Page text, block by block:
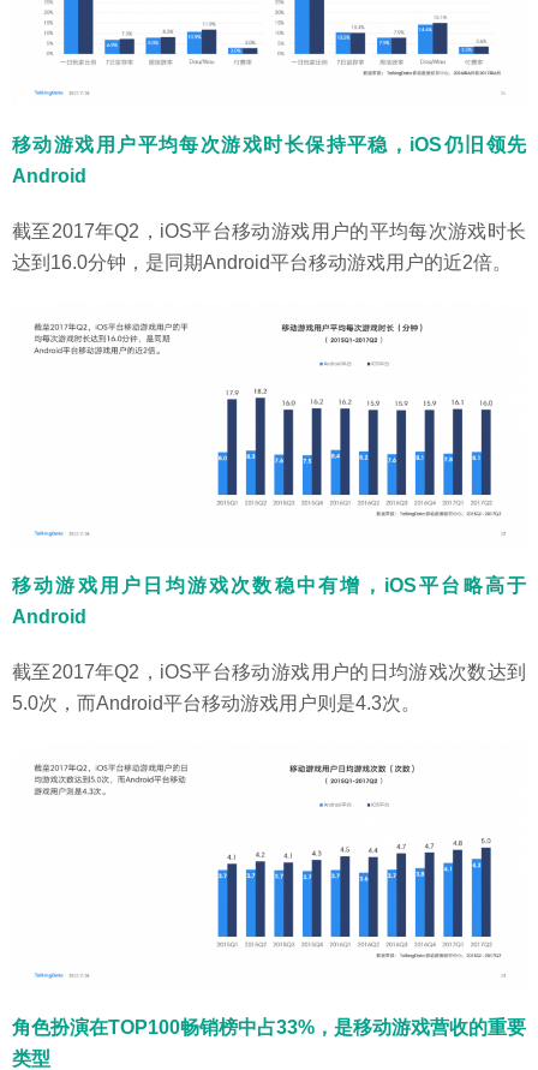
移动游戏用户平均每次游戏时长保持平稳，iOS仍旧领先
Android
截至2017年Q2，iOS平台移动游戏用户的平均每次游戏时长
达到16.0分钟，是同期Android平台移动游戏用户的近2倍。
移动游戏用户日均游戏次数稳中有增，iOS平台略高于
Android
截至2017年Q2，iOS平台移动游戏用户的日均游戏次数达到
5.0次，而Android平台移动游戏用户则是4.3次。
角色扮演在TOP100畅销榜中占33%，是移动游戏营收的重要
类型